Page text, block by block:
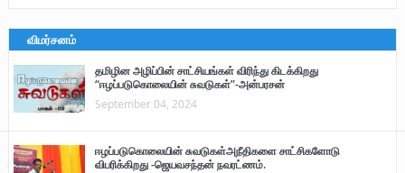
விமர்சனம்
தமிழின அழிப்பின் சாட்சியங்கள் விரிந்து கிடக்கிறது
“ஈழப்படுகொலையின் சுவடுகள்”-அன்பரசன்
September 04, 2024
ஈழப்படுகொலையின் சுவடுகள்அநீதிகளை சாட்சிகளோடு
விபரிக்கிறது -ஜெயவசந்தன் நவரட்ணம்.